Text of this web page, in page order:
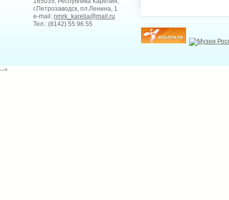
г.Петрозаводск, пл.Ленина, 1
e-mail: nmrk_karelia@mail.ru
Тел.: (8142) 55 96 55
-->